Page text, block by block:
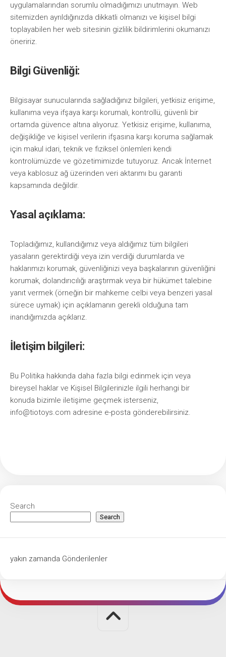
uygulamalarından sorumlu olmadığımızı unutmayın. Web
sitemizden ayrıldığınızda dikkatli olmanızı ve kişisel bilgi
toplayabilen her web sitesinin gizlilik bildirimlerini okumanızı
öneririz.
Bilgi Güvenliği:
Bilgisayar sunucularında sağladığınız bilgileri, yetkisiz erişime,
kullanıma veya ifşaya karşı korumalı, kontrollü, güvenli bir
ortamda güvence altına alıyoruz. Yetkisiz erişime, kullanıma,
değişikliğe ve kişisel verilerin ifşasına karşı koruma sağlamak
için makul idari, teknik ve fiziksel önlemleri kendi
kontrolümüzde ve gözetimimizde tutuyoruz. Ancak İnternet
veya kablosuz ağ üzerinden veri aktarımı bu garanti
kapsamında değildir.
Yasal açıklama:
Topladığımız, kullandığımız veya aldığımız tüm bilgileri
yasaların gerektirdiği veya izin verdiği durumlarda ve
haklarımızı korumak, güvenliğinizi veya başkalarının güvenliğini
korumak, dolandırıcılığı araştırmak veya bir hükümet talebine
yanıt vermek (örneğin bir mahkeme celbi veya benzeri yasal
sürece uymak) için açıklamanın gerekli olduğuna tam
inandığımızda açıklarız.
İletişim bilgileri:
Bu Politika hakkında daha fazla bilgi edinmek için veya
bireysel haklar ve Kişisel Bilgilerinizle ilgili herhangi bir
konuda bizimle iletişime geçmek isterseniz,
info@tiotoys.com adresine e-posta gönderebilirsiniz.
Search
Search
yakın zamanda Gönderilenler